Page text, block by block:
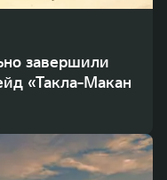
завершили
«Такла-Макан